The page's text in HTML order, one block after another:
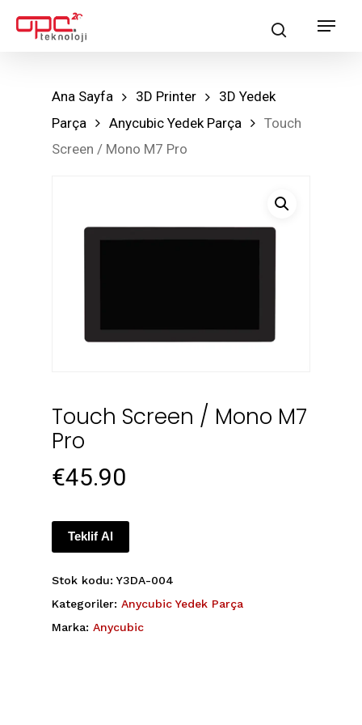
searchMenu
Ana Sayfa 3D Printer
3D Yedek
Parça
Anycubic Yedek Parça
Touch
Screen / Mono M7 Pro
Touch Screen / Mono M7
Pro
€45.90
Teklif Al
Stok kodu: Y3DA-004
Kategoriler: Anycubic Yedek Parça
Marka: Anycubic